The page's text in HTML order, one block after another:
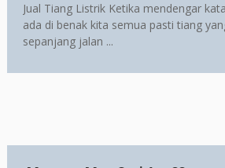
Jual Tiang Listrik Ketika mendengar
ada di benak kita semua pasti tiang
sepanjang jalan ...